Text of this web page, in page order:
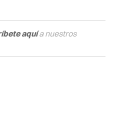
aquía nuestros